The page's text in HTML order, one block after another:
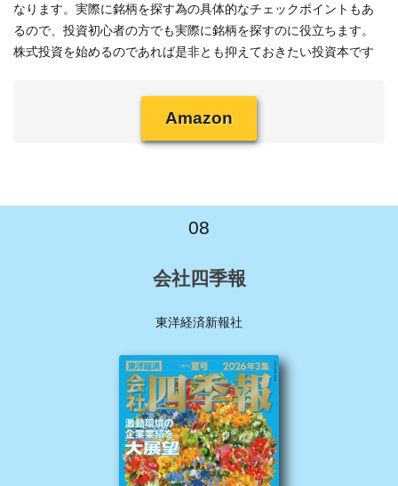
なります。実際に銘柄を探す為の具体的なチェックポイントもあ
るので、投資初心者の方でも実際に銘柄を探すのに役立ちます。
株式投資を始めるのであれば是非とも抑えておきたい投資本です
Amazon
08
会社四季報
東洋経済新報社